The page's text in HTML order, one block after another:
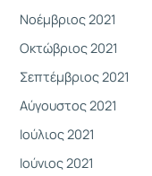
Νοέμβριος 2021
Οκτώβριος 2021
Σεπτέμβριος 2021
Αύγουστος 2021
Ιούλιος 2021
Ιούνιος 2021